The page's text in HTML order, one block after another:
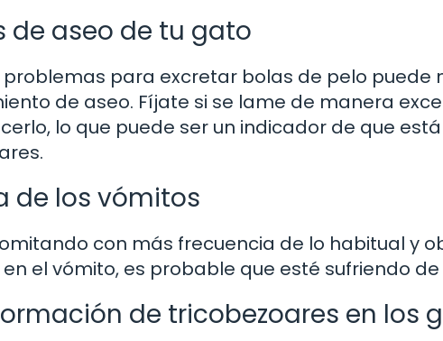
de aseo de tu gato
para excretar bolas de pelo puede
de aseo. Fíjate si se lame de manera
lo que puede ser un indicador de que está
de los vómitos
con más frecuencia de lo habitual y
el vómito, es probable que esté sufriendo
de tricobezoares en los